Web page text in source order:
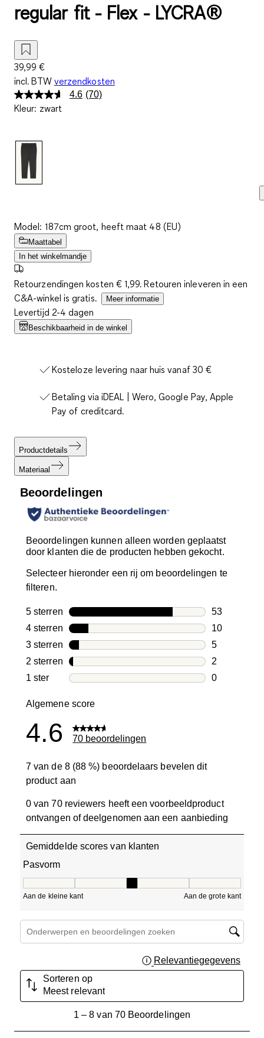
regular fit - Flex - LYCRA®
39,99 €
incl. BTW verzendkosten
4.6 Lees
(70)
Kleur: zwart
Model: 187cm groot, heeft maat 48 (EU)
Maattabel
In het winkelmandje
Retourzendingen kosten € 1,99. Retouren inleveren in een
C&A-winkel is gratis.
Meer informatie
Levertijd 2-4 dagen
Beschikbaarheid in de winkel
Kosteloze levering naar huis vanaf 30 €
Betaling via iDEAL | Wero, Google Pay, Apple
Pay of creditcard.
Productdetails
Materiaal
Beoordelingen
Beoordelingen kunnen alleen worden geplaatst
door klanten die de producten hebben gekocht.
Selecteer hieronder een rij om beoordelingen te
filteren.
5 sterren sterren
53
53
4 sterren sterren
10
10
3 sterren sterren
5
5
2 sterren sterren
2
2
1 ster sterren
0
Algemene score
4.6 70 beoordelingen
7 van de 8 (88 %) beoordelaars bevelen dit
product aan
0 van 70 reviewers heeft een voorbeeldproduct
ontvangen of deelgenomen aan een aanbieding
Gemiddelde scores van klanten
Pasvorm
Aan de kleine kant Aan de grote kant
Onderwerpen en beoordelingen zoeken per regio
Relevantiegegevens
Sorteren op
Meest relevant
1 – 8 van 70 Beoordelingen